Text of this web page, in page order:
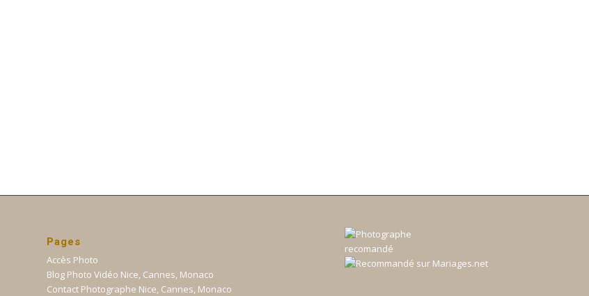
Pages
Accès Photo
Blog Photo Vidéo Nice, Cannes, Monaco
Contact Photographe Nice, Cannes, Monaco